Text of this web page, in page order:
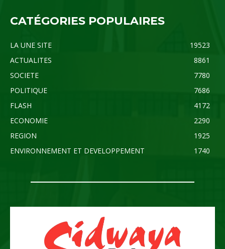
CATÉGORIES POPULAIRES
LA UNE SITE
19523
ACTUALITES
8861
SOCIETE
7780
POLITIQUE
7686
FLASH
4172
ECONOMIE
2290
REGION
1925
ENVIRONNEMENT ET DEVELOPPEMENT
1740